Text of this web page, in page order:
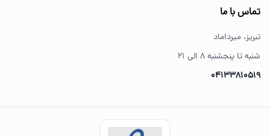
تماس با ما
تبریز، میرداماد
شنبه تا پنجشنبه ۸ الی ۲۱
04133810519